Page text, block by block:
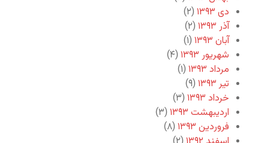
دی ۱۳۹۳
(۲)
آذر ۱۳۹۳
(۲)
آبان ۱۳۹۳
(۱)
شهریور ۱۳۹۳
(۴)
مرداد ۱۳۹۳
(۱)
تیر ۱۳۹۳
(۹)
خرداد ۱۳۹۳
(۳)
اردیبهشت ۱۳۹۳
(۳)
فروردین ۱۳۹۳
(۸)